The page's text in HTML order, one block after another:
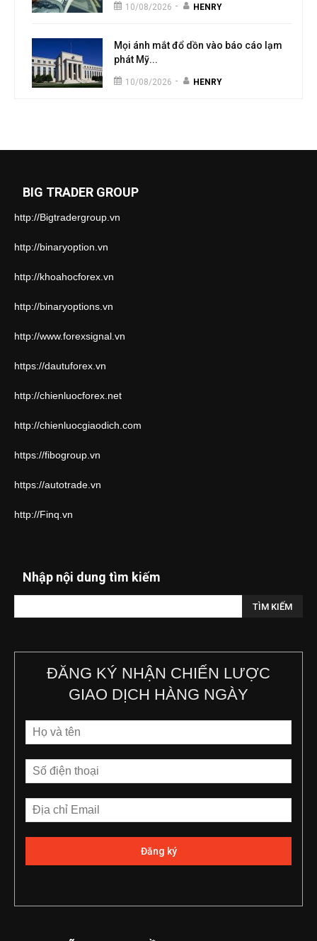
10/08/2026 - HENRY
Mọi ánh mắt đổ dồn vào báo cáo lạm
phát Mỹ...
10/08/2026 - HENRY
BIG TRADER GROUP
http://Bigtradergroup.vn
http://binaryoption.vn
http://khoahocforex.vn
http://binaryoptions.vn
http://www.forexsignal.vn
https://dautuforex.vn
http://chienluocforex.net
http://chienluocgiaodich.com
https://fibogroup.vn
https://autotrade.vn
http://Finq.vn
Nhập nội dung tìm kiếm
ĐĂNG KÝ NHẬN CHIẾN LƯỢC
GIAO DỊCH HÀNG NGÀY